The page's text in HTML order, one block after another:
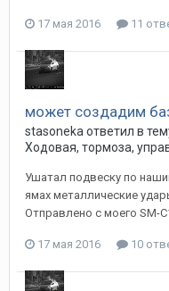
17 мая 2016 11
может создадим
stasoneka ответил в
Ходовая, тормоза,
Ушатал подвеску по
ямах металлические
Отправлено с моего SM-
17 мая 2016 10